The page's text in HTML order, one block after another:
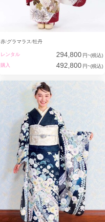
赤 グラマラス 牡丹
レンタル 294,800 円~(税込)
購入
492,800 円~(税込)